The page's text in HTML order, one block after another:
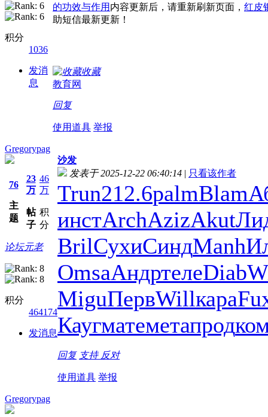
积分
1036
发消
息
的功效与作用 内容更新后，请重新刷新页面， 红皮
助短信最新更新！
收藏
教育网
回复
使用道具 举报
Gregorypag
76
主
题
23
万
帖
子
46
万
积
分
论坛元老
积分
464174
发消息
沙发
发表于 2025-12-22 06:40:14 | 只看该作者
Trun212.6palmBlam
инстArchAzizAkut
BrilСухиСиндManh
OmsaАндртелеDiab
MiguПервWillкара
Каугматеметапрод
回复 支持 反对
使用道具 举报
Gregorypag